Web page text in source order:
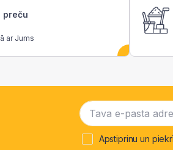
preču
ar Jums
Apstiprinu un